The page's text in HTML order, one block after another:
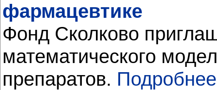
фармацевтике
Фонд Сколково
математического
препаратов.